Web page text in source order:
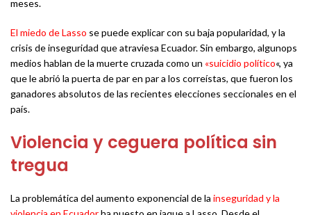
meses.
El miedo de Lasso se puede explicar con su baja popularidad, y la
crisis de inseguridad que atraviesa Ecuador. Sin embargo, algunops
medios hablan de la muerte cruzada como un «suicidio político«, ya
que le abrió la puerta de par en par a los correístas, que fueron los
ganadores absolutos de las recientes elecciones seccionales en el
país.
Violencia y ceguera política sin
tregua
La problemática del aumento exponencial de la inseguridad y la